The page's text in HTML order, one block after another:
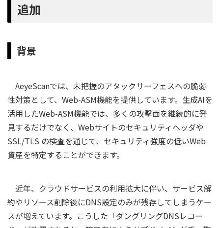
追加
背景
AeyeScanでは、未把握のアタックサーフェスへの脆弱
性対策として、Web-ASM機能を提供しています。生成AIを
活用したWeb-ASM機能では、多くの攻撃面を継続的に発
見するだけでなく、Webサイトのセキュリティヘッダや
SSL/TLS の検査を通じて、セキュリティ強度の低いWeb
資産を特定することができます。
近年、クラウドサービスの利用拡大に伴い、サービス解
約やリソース削除後にDNS設定のみが残存してしまうケー
スが増えています。こうした「ダングリングDNSレコー